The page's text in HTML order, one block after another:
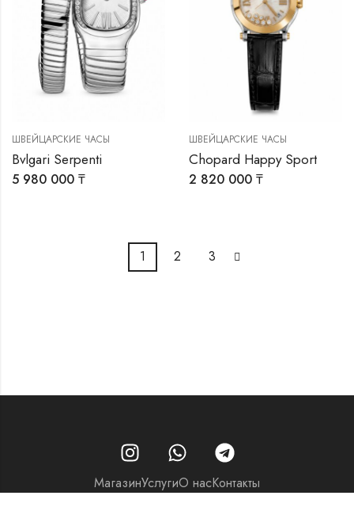
ШВЕЙЦАРСКИЕ ЧАСЫ
Bvlgari Serpenti
5 980 000 ₸
ШВЕЙЦАРСКИЕ ЧАСЫ
Chopard Happy Sport
2 820 000 ₸
1 2 3
МагазинУслугиО насКонтакты